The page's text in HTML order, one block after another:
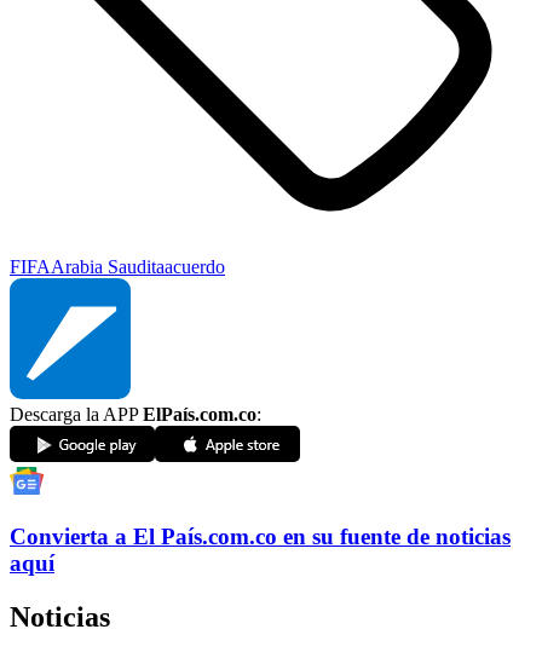
FIFAArabia Sauditaacuerdo
Descarga la APPElPaís.com.co:
Convierta a El País.com.co en su fuente de noticias
aquí
Noticias